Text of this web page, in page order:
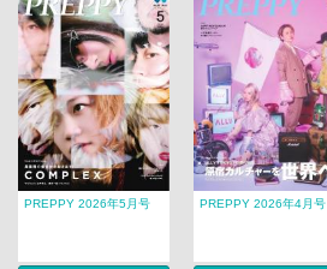
PREPPY 2026年5月号 PREPPY 2026年4月号